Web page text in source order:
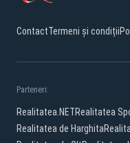
ContactTermeni și condiții
Parteneri:
Realitatea.NETRealitatea
Realitatea de Harghita